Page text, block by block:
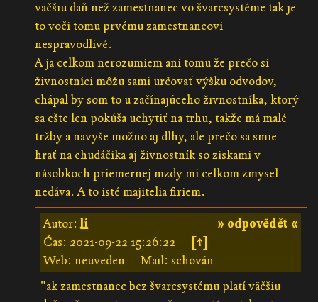
väčšiu daň než zamestnanec vo švarcsystéme tak je
to voči tomu prvému zamestnancovi
nespravodlivé.
A ja celkom nerozumiem ani tomu že prečo si
živnostníci môžu sami určovať výšku odvodov,
chápal by som to u začínajúceho živnostníka, ktorý
sa ešte len pokúša uchytiť na trhu, takže má malé
tržby a navyše možno aj dlhy, ale prečo sa smie
hrať na chudáčika aj živnostník so ziskami v
násobkoch priemernej mzdy mi celkom zmysel
nedáva. A to isté majitelia firiem.
» odpovědět «
Autor:li
Čas: 2021-09-22 15:26:22
[↑]
Web: neuveden
Mail: schován
"ak zamestnanec bez švarcsystému platí väčšiu